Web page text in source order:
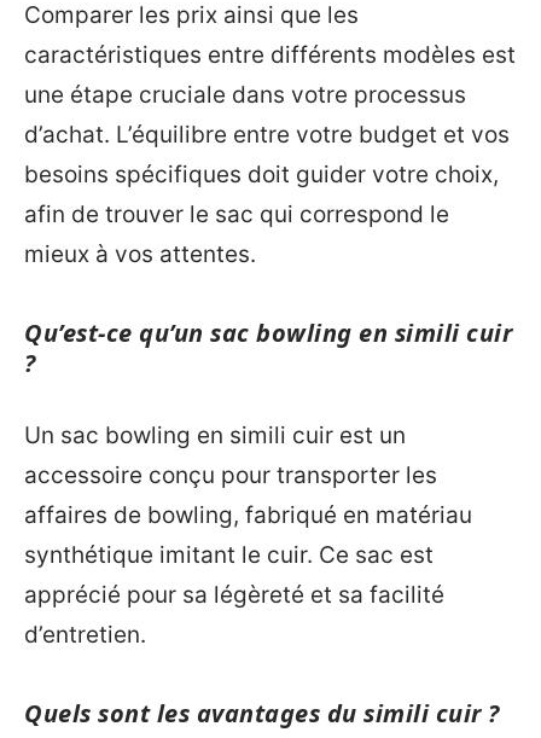
Comparer les prix ainsi que les
caractéristiques entre différents modèles est
une étape cruciale dans votre processus
d’achat. L’équilibre entre votre budget et vos
besoins spécifiques doit guider votre choix,
afin de trouver le sac qui correspond le
mieux à vos attentes.
Qu’est-ce qu’un sac bowling en simili cuir
?
Un sac bowling en simili cuir est un
accessoire conçu pour transporter les
affaires de bowling, fabriqué en matériau
synthétique imitant le cuir. Ce sac est
apprécié pour sa légèreté et sa facilité
d’entretien.
Quels sont les avantages du simili cuir ?